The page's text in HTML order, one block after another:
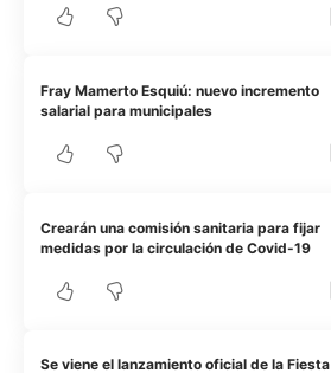
Fray Mamerto Esquiú: nuevo incremento
salarial para municipales
Crearán una comisión sanitaria para fijar
medidas por la circulación de Covid-19
Se viene el lanzamiento oficial de la Fiesta